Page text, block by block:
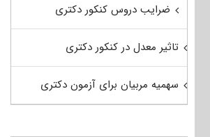
ضرایب دروس کنکور دکتری
تاثیر معدل در کنکور دکتری
سهمیه مربیان برای آزمون دکتری